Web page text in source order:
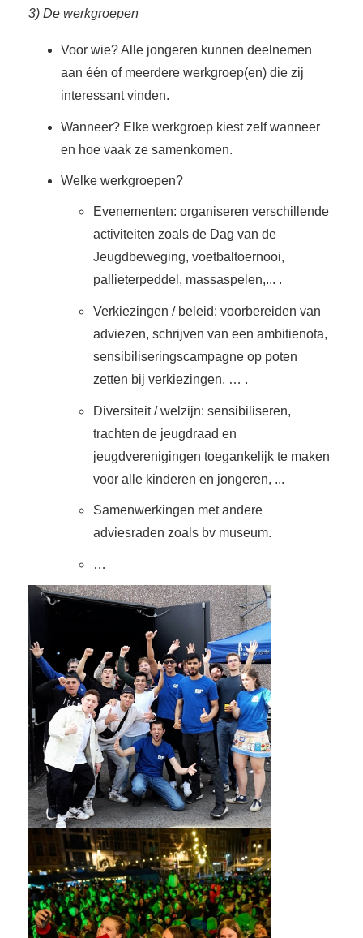
3) De werkgroepen
Voor wie? Alle jongeren kunnen deelnemen
aan één of meerdere werkgroep(en) die zij
interessant vinden.
Wanneer? Elke werkgroep kiest zelf wanneer
en hoe vaak ze samenkomen.
Welke werkgroepen?
Evenementen: organiseren verschillende
activiteiten zoals de Dag van de
Jeugdbeweging, voetbaltoernooi,
pallieterpeddel, massaspelen,... .
Verkiezingen / beleid: voorbereiden van
adviezen, schrijven van een ambitienota,
sensibiliseringscampagne op poten
zetten bij verkiezingen, … .
Diversiteit / welzijn: sensibiliseren,
trachten de jeugdraad en
jeugdverenigingen toegankelijk te maken
voor alle kinderen en jongeren, ...
Samenwerkingen met andere
adviesraden zoals bv museum.
…